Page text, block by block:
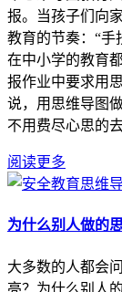
报。当孩子们向
教育的节奏：“手
在中小学的教育
报作业中要求用
说，用思维导图
不用费尽心思的
阅读更多
为什么别人做的
大多数的人都会
亮？为什么别人